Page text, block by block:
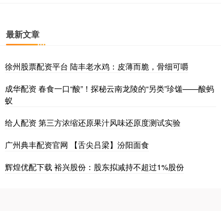
最新文章
徐州股票配资平台 陆丰老水鸡：皮薄而脆，骨细可嚼
成华配资 春食一口“酸”！探秘云南龙陵的“另类”珍馐——酸蚂
蚁
给人配资 第三方浓缩还原果汁风味还原度测试实验
广州典丰配资官网 【舌尖吕梁】汾阳面食
辉煌优配下载 裕兴股份：股东拟减持不超过1%股份